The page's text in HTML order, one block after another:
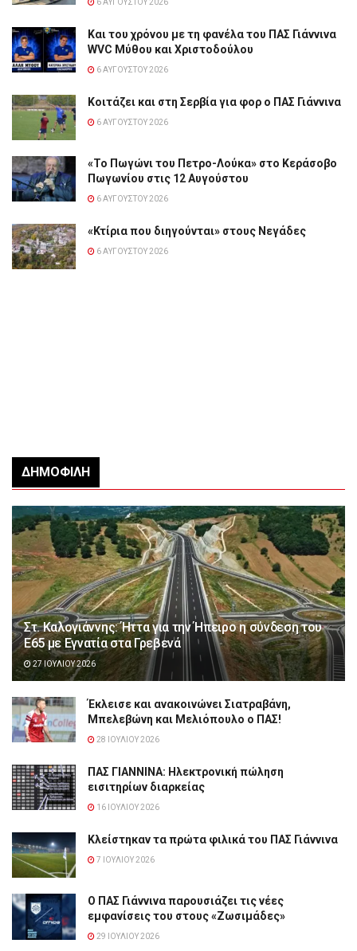
6 ΑΥΓΟΎΣΤΟΥ 2026
Και του χρόνου με τη φανέλα του ΠΑΣ Γιάννινα
WVC Μύθου και Χριστοδούλου
6 ΑΥΓΟΎΣΤΟΥ 2026
Κοιτάζει και στη Σερβία για φορ ο ΠΑΣ Γιάννινα
6 ΑΥΓΟΎΣΤΟΥ 2026
«Το Πωγώνι του Πετρο-Λούκα» στο Κεράσοβο
Πωγωνίου στις 12 Αυγούστου
6 ΑΥΓΟΎΣΤΟΥ 2026
«Κτίρια που διηγούνται» στους Νεγάδες
6 ΑΥΓΟΎΣΤΟΥ 2026
ΔΗΜΟΦΙΛΉ
Στ. Καλογιάννης: Ήττα για την Ήπειρο η σύνδεση του
Ε65 με Εγνατία στα Γρεβενά
27 ΙΟΥΛΊΟΥ 2026
Έκλεισε και ανακοινώνει Σιατραβάνη,
Μπελεβώνη και Μελιόπουλο ο ΠΑΣ!
28 ΙΟΥΛΊΟΥ 2026
ΠΑΣ ΓΙΑΝΝΙΝΑ: Hλεκτρονική πώληση
εισιτηρίων διαρκείας
16 ΙΟΥΛΊΟΥ 2026
Κλείστηκαν τα πρώτα φιλικά του ΠΑΣ Γιάννινα
7 ΙΟΥΛΊΟΥ 2026
Ο ΠΑΣ Γιάννινα παρουσιάζει τις νέες
εμφανίσεις του στους «Ζωσιμάδες»
29 ΙΟΥΛΊΟΥ 2026